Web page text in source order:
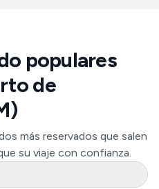
populares
de
más reservados que salen
su viaje con confianza.